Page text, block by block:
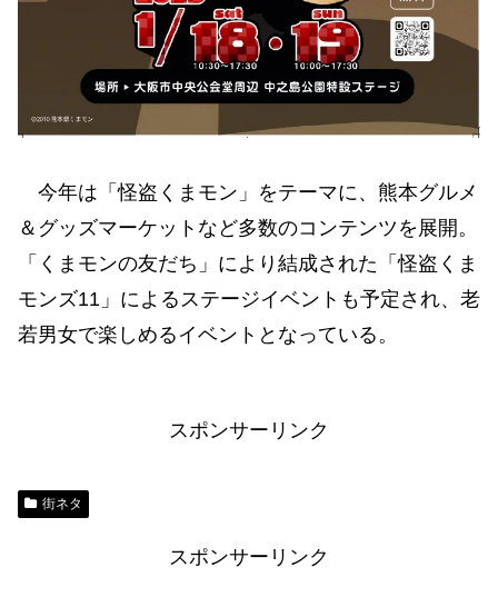
今年は「怪盗くまモン」をテーマに、熊本グルメ
＆グッズマーケットなど多数のコンテンツを展開。
「くまモンの友だち」により結成された「怪盗くま
モンズ11」によるステージイベントも予定され、老
若男女で楽しめるイベントとなっている。
スポンサーリンク
街ネタ
スポンサーリンク